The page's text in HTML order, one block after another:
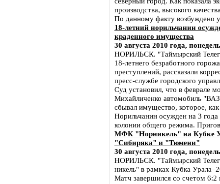
производства, высокого
По данному факту возбуждено
18-летний норильчанин
краденного имущества
30 августа 2010 года,
НОРИЛЬСК. "Таймырский
18-летнего безработного
преступлений, рассказали
пресс-службе городского
Суд установил, что в феврале
Михайличенко автомобиль
сбывал имущество, которое,
Норильчанин осужден на 3
колонии общего режима.
МФК "Норникель" на Кубке
"Сибиряка" и "Тюмени"
30 августа 2010 года,
НОРИЛЬСК. "Таймырский
никель" в рамках Кубка
Матч завершился со счетом 6:2